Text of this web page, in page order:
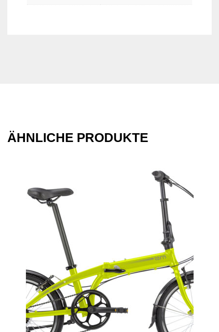
ÄHNLICHE PRODUKTE